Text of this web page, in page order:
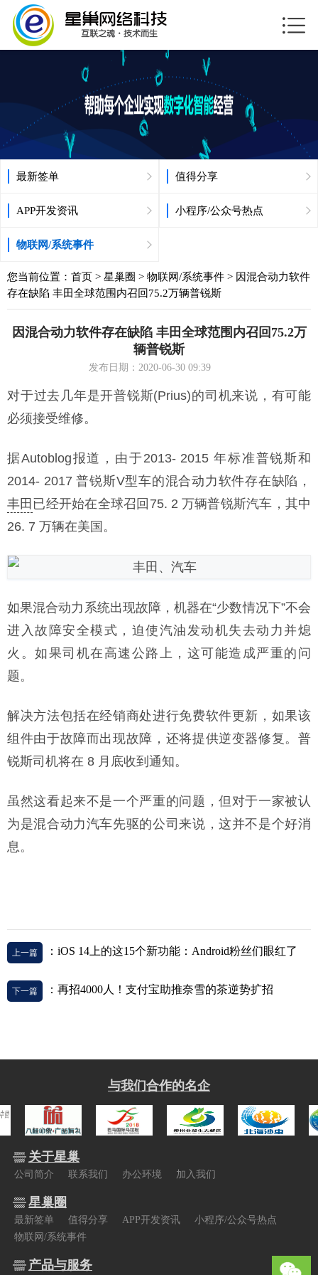
最新签单 值得分享
APP开发资讯 小程序/公众号热点
物联网/系统事件
您当前位置： 首页 > 星巢圈 > 物联网/系统事件 > 因混合动力软件
存在缺陷 丰田全球范围内召回75.2万辆普锐斯
因混合动力软件存在缺陷 丰田全球范围内召回75.2万
辆普锐斯
发布日期：2020-06-30 09:39
对于过去几年是开普锐斯(Prius)的司机来说，有可能
必须接受维修。
据Autoblog报道，由于2013- 2015 年标准普锐斯和
2014- 2017 普锐斯V型车的混合动力软件存在缺陷，
丰田 已经开始在全球召回75. 2 万辆普锐斯汽车，其中
26. 7 万辆在美国。
如果混合动力系统出现故障，机器在“少数情况下”不会
进入故障安全模式，迫使汽油发动机失去动力并熄
火。如果司机在高速公路上，这可能造成严重的问
题。
解决方法包括在经销商处进行免费软件更新，如果该
组件由于故障而出现故障，还将提供逆变器修复。普
锐斯司机将在 8 月底收到通知。
虽然这看起来不是一个严重的问题，但对于一家被认
为是混合动力汽车先驱的公司来说，这并不是个好消
息。
上一篇 ：iOS 14上的这15个新功能：Android粉丝们眼红了
下一篇 ：再招4000人！支付宝助推奈雪的茶逆势扩招
与我们合作的名企
关于星巢
公司简介 联系我们 办公环境 加入我们
星巢圈
最新签单 值得分享 APP开发资讯
小程序/公众号热点
物联网/系统事件
产品与服务